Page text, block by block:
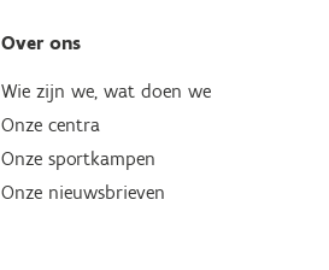
Over ons
Wie zijn we, wat doen we
Onze centra
Onze sportkampen
Onze nieuwsbrieven